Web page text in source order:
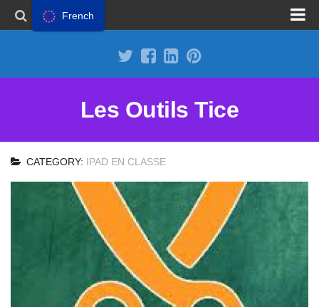
Les Outils Tice
CATEGORY: IPAD EN CLASSE
French